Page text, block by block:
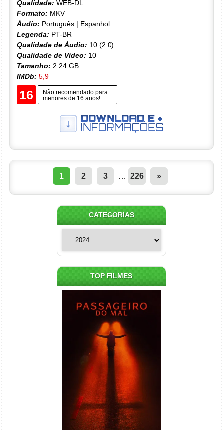
Qualidade: WEB-DL
Formato: MKV
Áudio: Português | Espanhol
Legenda: PT-BR
Qualidade de Áudio: 10 (2.0)
Qualidade de Vídeo: 10
Tamanho: 2.24 GB
IMDb: 5,9
16
Não recomendado para
menores de 16 anos!
1 2 3 … 226 »
CATEGORIAS
TOP FILMES
Passageiro do Mal Torrent
(2026) WEB-DL 1080p Dual
Áudio